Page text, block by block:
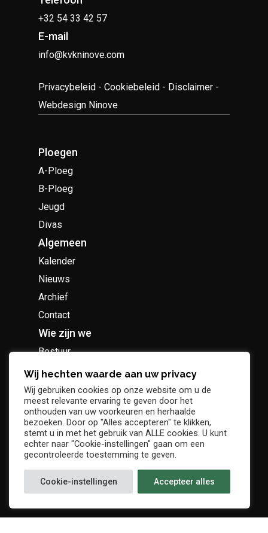
+32 54 33 42 57
E-mail
info@kvkninove.com
Privacybeleid -Cookiebeleid - Disclaimer -
Webdesign Ninove
Ploegen
A-Ploeg
B-Ploeg
Jeugd
Divas
Algemeen
Kalender
Nieuws
Archief
Contact
Wie zijn we
Bestuur
Geschiedenis
Supportersclub
Socio Business Club
Wij hechten waarde aan uw privacy
Wij gebruiken cookies op onze website om u de
meest relevante ervaring te geven door het
onthouden van uw voorkeuren en herhaalde
bezoeken. Door op "Alles accepteren" te klikken,
stemt u in met het gebruik van ALLE cookies. U kunt
echter naar "Cookie-instellingen" gaan om een
gecontroleerde toestemming te geven.
Cookie-instellingen Accepteer alles